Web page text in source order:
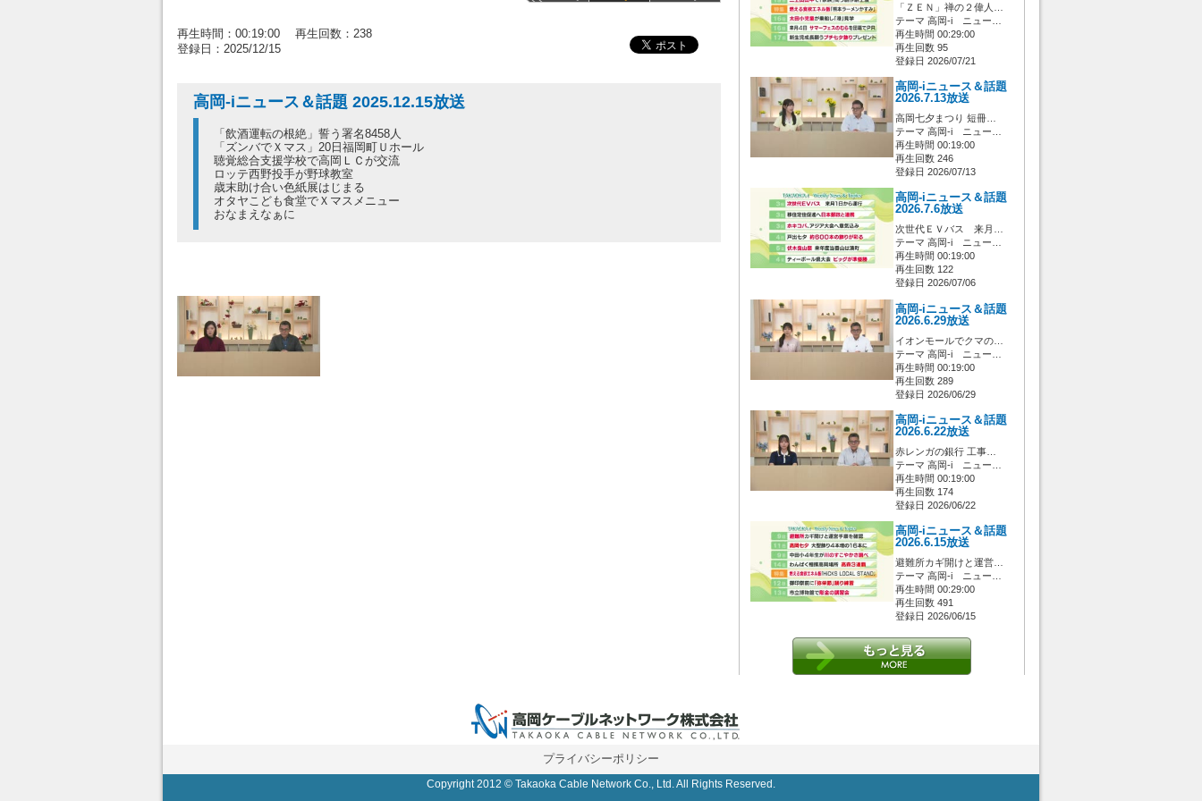
再生時間：00:19:00 再生回数：238
登録日：2025/12/15
高岡-iニュース＆話題 2025.12.15放送
「飲酒運転の根絶」誓う署名8458人
「ズンバでＸマス」20日福岡町Ｕホール
聴覚総合支援学校で高岡ＬＣが交流
ロッテ西野投手が野球教室
歳末助け合い色紙展はじまる
オタヤこども食堂でＸマスメニュー
おなまえなぁに
「ＺＥＮ」禅の２偉人…
テーマ 高岡-i ニュー…
再生時間 00:29:00
再生回数 95
登録日 2026/07/21
高岡-iニュース＆話題
2026.7.13放送
高岡七夕まつり 短冊…
テーマ 高岡-i ニュー…
再生時間 00:19:00
再生回数 246
登録日 2026/07/13
高岡-iニュース＆話題
2026.7.6放送
次世代ＥＶバス 来月…
テーマ 高岡-i ニュー…
再生時間 00:19:00
再生回数 122
登録日 2026/07/06
高岡-iニュース＆話題
2026.6.29放送
イオンモールでクマの…
テーマ 高岡-i ニュー…
再生時間 00:19:00
再生回数 289
登録日 2026/06/29
高岡-iニュース＆話題
2026.6.22放送
赤レンガの銀行 工事…
テーマ 高岡-i ニュー…
再生時間 00:19:00
再生回数 174
登録日 2026/06/22
高岡-iニュース＆話題
2026.6.15放送
避難所カギ開けと運営…
テーマ 高岡-i ニュー…
再生時間 00:29:00
再生回数 491
登録日 2026/06/15
プライバシーポリシー
Copyright 2012 © Takaoka Cable Network Co., Ltd. All Rights Reserved.